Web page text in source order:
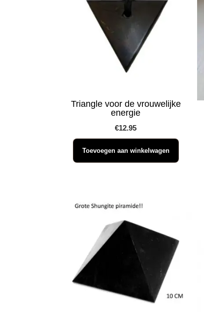
Triangle voor de vrouwelijke
energie
€12.95
Toevoegen aan winkelwagen